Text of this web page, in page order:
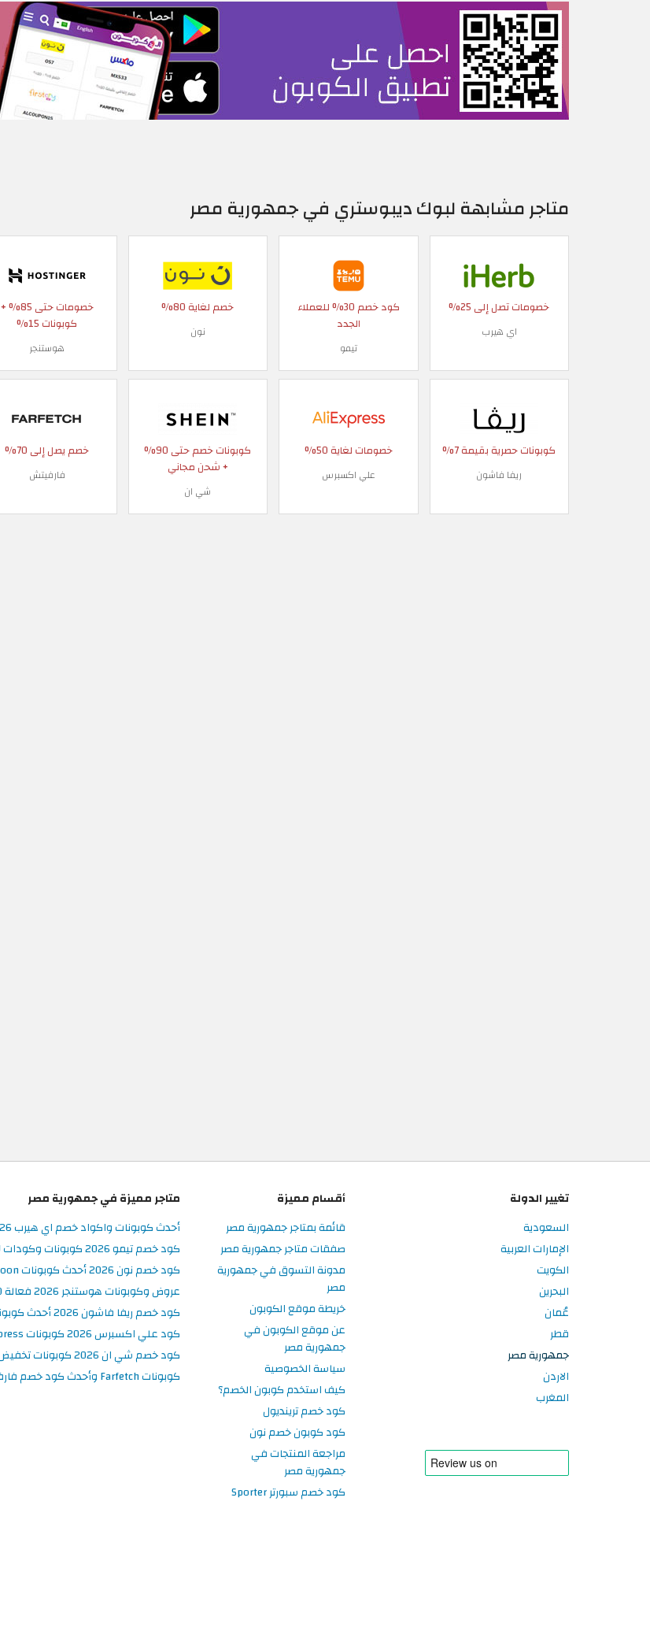
متاجر مشابهة لبوك ديبوستري في جمهورية مصر
خصومات تصل إلى 25%
اي هيرب
كود خصم 30% للعملاء
الجدد
تيمو
خصم لغاية 80%
نون
خصومات حتى 85% +
كوبونات 15%
هوستنجر
كوبونات حصرية بقيمة 7%
ريفا فاشون
خصومات لغاية 50%
علي اكسبرس
كوبونات خصم حتى 90%
+ شحن مجاني
شي ان
خصم يصل إلى 70%
فارفيتش
تغيير الدولة
السعودية
الإمارات العربية
الكويت
البحرين
عُمان
قطر
جمهورية مصر
الاردن
المغرب
أقسام مميزة
قائمة بمتاجر جمهورية مصر
صفقات متاجر جمهورية مصر
مدونة التسوق في جمهورية
مصر
خريطة موقع الكوبون
عن موقع الكوبون في
جمهورية مصر
سياسة الخصوصية
كيف استخدم كوبون الخصم؟
كود خصم ترينديول
كود كوبون خصم نون
مراجعة المنتجات في
جمهورية مصر
كود خصم سبورتر Sporter
متاجر مميزة في جمهورية مصر
أحدث كوبونات واكواد خصم اي هيرب 2026 حتى 25% في iHerb مصر
كود خصم تيمو 2026 كوبونات وكودات TEMU حتى 90% على الطلبات
كود خصم نون 2026 أحدث كوبونات Noon حتى 80% على المنتجات
عروض وكوبونات هوستنجر 2026 فعالة 100% في Hostinger مصر
كود خصم ريفا فاشون 2026 أحدث كوبونات Riva مصر حتى 50%
كود علي اكسبرس 2026 كوبونات AliExpress محدثة وفعالة حتى 50%
كود خصم شي ان 2026 كوبونات تخفيض فعالة 100% في SHEIN مصر
كوبونات Farfetch وأحدث كود خصم فارفيتش 2026